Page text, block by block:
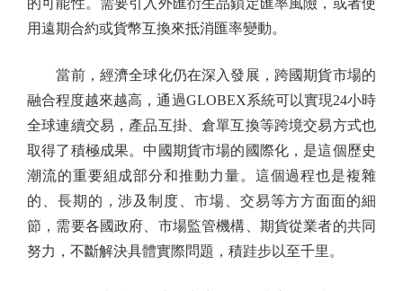
用遠期合約或貨幣互換來抵消匯率變動。
當前，經濟全球化仍在深入發展，跨國期貨市場的
融合程度越來越高，通過GLOBEX系統可以實現24小時
全球連續交易，產品互掛、倉單互換等跨境交易方式也
取得了積極成果。中國期貨市場的國際化，是這個歷史
潮流的重要組成部分和推動力量。這個過程也是複雜
的、長期的，涉及制度、市場、交易等方方面面的細
節，需要各國政府、市場監管機構、期貨從業者的共同
努力，不斷解決具體實際問題，積跬步以至千里。